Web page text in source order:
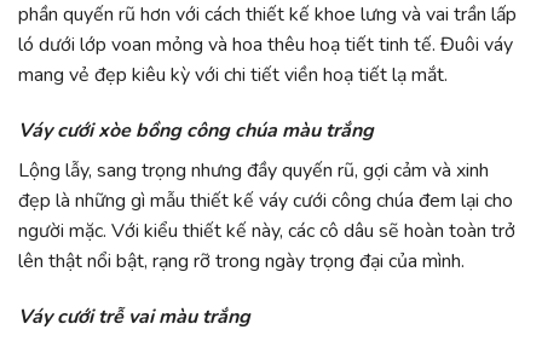
phần quyến rũ hơn với cách thiết kế khoe lưng và vai trần lấp
ló dưới lớp voan mỏng và hoa thêu hoạ tiết tinh tế. Đuôi váy
mang vẻ đẹp kiêu kỳ với chi tiết viền hoạ tiết lạ mắt.
Váy cưới xòe bồng công chúa màu trắng
Lộng lẫy, sang trọng nhưng đầy quyến rũ, gợi cảm và xinh
đẹp là những gì mẫu thiết kế váy cưới công chúa đem lại cho
người mặc. Với kiểu thiết kế này, các cô dâu sẽ hoàn toàn trở
lên thật nổi bật, rạng rỡ trong ngày trọng đại của mình.
Váy cưới trễ vai màu trắng